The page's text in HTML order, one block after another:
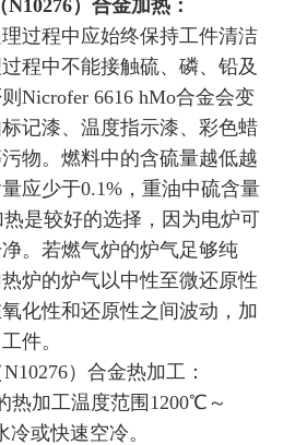
）合金加热：
过程中应始终保持工件清洁
程中不能接触硫、磷、铅及
Nicrofer 6616 hMo合金会变
记漆、温度指示漆、彩色蜡
物。燃料中的含硫量越低越
应少于0.1%，重油中硫含量
是较好的选择，因为电炉可
。若燃气炉的炉气足够纯
炉的炉气以中性至微还原性
化性和还原性之间波动，加
件。
）合金热加工：
热加工温度范围1200℃～
或快速空冷。